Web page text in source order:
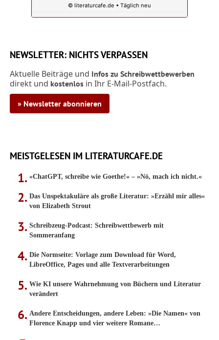
© literaturcafe.de • Täglich neu
NEWSLETTER: NICHTS VERPASSEN
Aktuelle Beiträge und Infos zu Schreibwettbewerben
direkt und kostenlos in Ihr E-Mail-Postfach.
» Newsletter abonnieren
MEISTGELESEN IM LITERATURCAFE.DE
»ChatGPT, schreibe wie Goethe!« – »Nö, mach ich nicht.«
Das Unspektakuläre als große Literatur: »Erzähl mir alles«
von Elizabeth Strout
Schreibzeug-Podcast: Schreibwettbewerb mit
Sommeranfang
Die Normseite: Vorlage zum Download für Word,
LibreOffice, Pages und alle Textverarbeitungen
Wie KI unsere Wahrnehmung von Büchern und Literatur
verändert
Andere Entscheidungen, andere Leben: »Die Namen« von
Florence Knapp und vier weitere Romane…